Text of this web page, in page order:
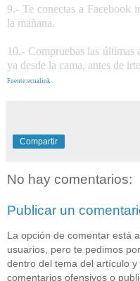
9.- Te conectas a Facebook
la mañana.
10.- Compruebas las
ya desde la cama, antes de
Fuente:ecualink
Compartir
No hay comentarios:
Publicar un
La opción de comentar está
usuarios, pero te pedimos
dentro del tema del artículo y
comentarios ofensivos o